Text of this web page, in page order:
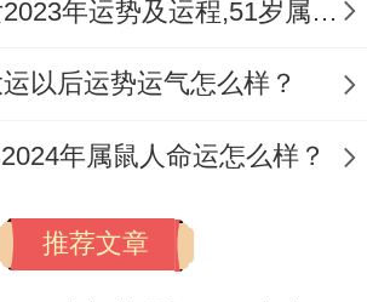
1972年属鼠女2023年运势及运程,51岁属鼠人2023全年每月运势女性如何
以后运势运气怎么样？
年属鼠人命运怎么样？
推荐文章